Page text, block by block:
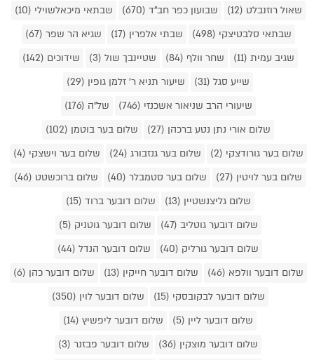
שאול רוזנבלט (12)
שבועון כפר חב"ד (670)
שבתאי מיכאלשוילי (10)
שבתאי סלבטיצקי (498)
שבתי אלפרין (17)
שגיא הר שפר (67)
שגיב עמית (11)
שחר וולף (84) שטיינבך שול (3)
שידוכים (142)
שייע סגל (31)
שיעור תניא ר' זלמן גופין (29)
שיעורי הרב שניאור אשכנזי (746)
של"ה (176)
שלום אורי נתן נטע ברכהן (27)
שלום בער בוטמן (102)
שלום בער גורודצקי (2)
שלום בער גנזבורג (24)
שלום בער וישצקי (4)
שלום בער לויטין (27)
שלום בער סטמבלר (40)
שלום ברוכשטט (46)
שלום גליצנשטיין (13)
שלום דובער ברוד (15)
שלום דובער גוטליב (47)
שלום דובער גוטניק (5)
שלום דובער גורליק (40)
שלום דובער הנדל (44)
שלום דובער וולפא (46)
שלום דובער חייקין (13)
שלום דובער כהן (6)
שלום דובער לבקובסקי (15)
שלום דובער לוין (350)
שלום דובער ליין (5)
שלום דובער ליפשיץ (14)
שלום דובער מוצקין (36)
שלום דובער פבזנר (3)